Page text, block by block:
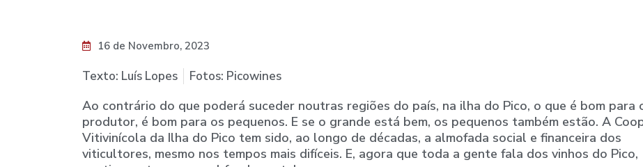
16 de Novembro, 2023
Texto: Luís Lopes Fotos: Picowines
Ao contrário do que poderá suceder noutras regiões do país, na ilha do Pico, o que é bom para
produtor, é bom para os pequenos. E se o grande está bem, os pequenos também estão. A
Vitivinícola da Ilha do Pico tem sido, ao longo de décadas, a almofada social e financeira dos
viticultores, mesmo nos tempos mais difíceis. E, agora que toda a gente fala dos vinhos do Pico,